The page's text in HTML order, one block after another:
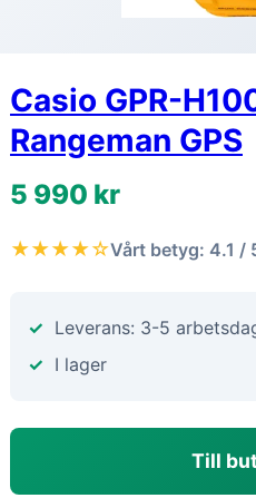
Casio GPR-
Rangeman GPS
5 990 kr
★★★★☆Vårt betyg: 4.1 /
Leverans: 3-5
I lager
Till